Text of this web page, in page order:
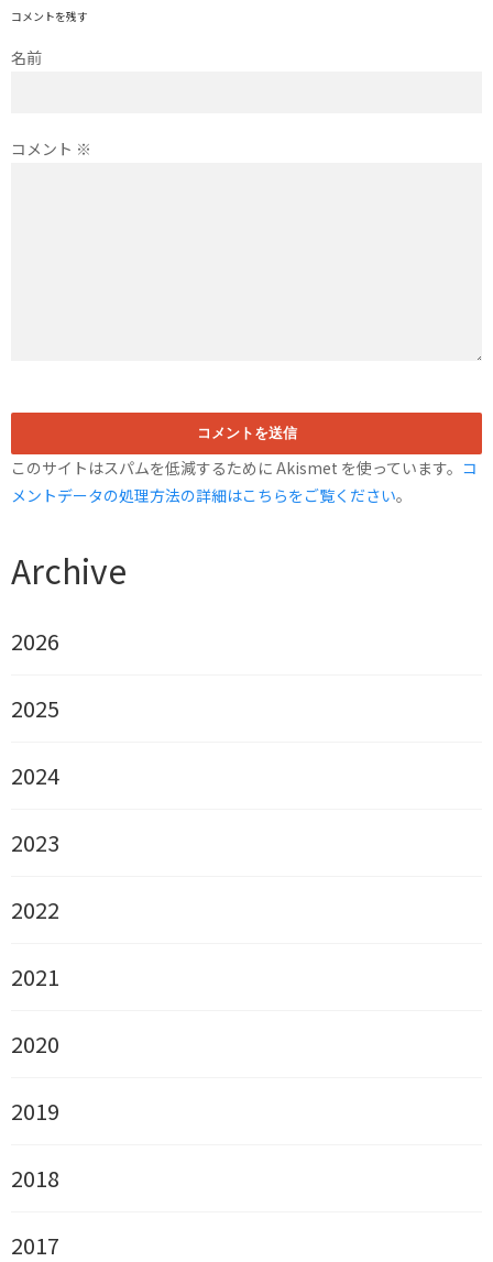
コメントを残す
名前
コメント ※
このサイトはスパムを低減するために Akismet を使っています。 コ
メントデータの処理方法の詳細はこちらをご覧ください。
Archive
2026
2025
2024
2023
2022
2021
2020
2019
2018
2017